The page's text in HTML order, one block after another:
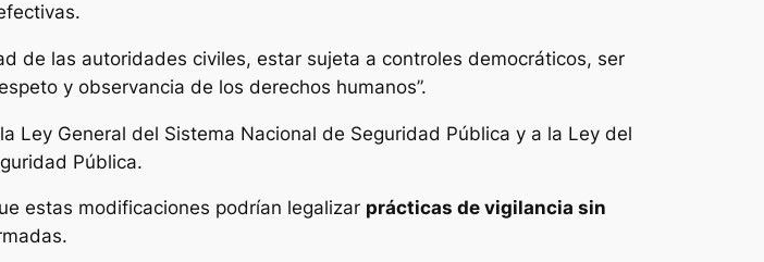
de las autoridades civiles, estar sujeta a controles democráticos, ser
y observancia de los derechos humanos”.
Ley General del Sistema Nacional de Seguridad Pública y a la Ley del
Pública.
estas modificaciones podrían legalizar prácticas de vigilancia sin